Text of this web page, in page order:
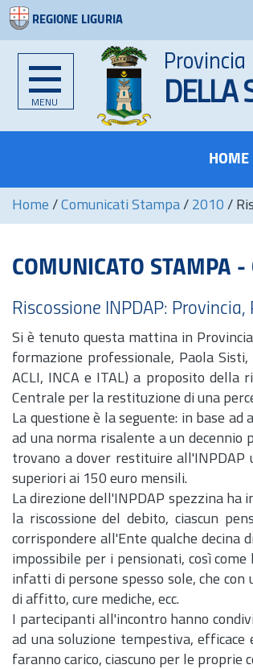
REGIONE LIGURIA
MENU
Provincia
DELLA
HOME
Home / Comunicati Stampa / 2010 /
COMUNICATO
Riscossione INPDAP:
Si è tenuto questa mattina in
formazione professionale, Paola Sisti,
ACLI, INCA e ITAL) a proposito della
Centrale per la restituzione di una
La questione è la seguente: in base
ad una norma risalente a un decennio
trovano a dover restituire all'INPDAP
superiori ai 150 euro mensili.
La direzione dell'INPDAP spezzina ha
la riscossione del debito, ciascun
corrispondere all'Ente qualche
impossibile per i pensionati, così
infatti di persone spesso sole, che
di affitto, cure mediche, ecc.
I partecipanti all'incontro hanno
ad una soluzione tempestiva,
faranno carico, ciascuno per le